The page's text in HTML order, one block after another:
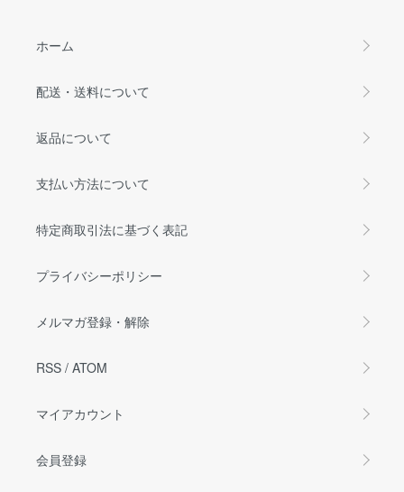
ホーム
配送・送料について
返品について
支払い方法について
特定商取引法に基づく表記
プライバシーポリシー
メルマガ登録・解除
RSS / ATOM
マイアカウント
会員登録